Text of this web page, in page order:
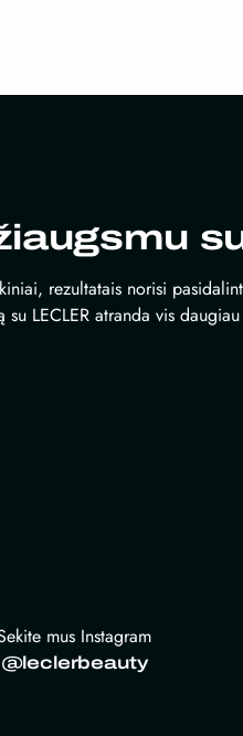
rezultatais norisi
su LECLER atranda vis
mus Instagram
@leclerbeauty